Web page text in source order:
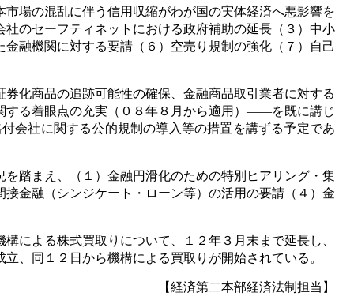
場の混乱に伴う信用収縮がわが国の実体経済へ悪影響を
のセーフティネットにおける政府補助の延長（３）中小
融機関に対する要請（６）空売り規制の強化（７）自己
化商品の追跡可能性の確保、金融商品取引業者に対する
する着眼点の充実（０８年８月から適用）――を既に講じ
会社に関する公的規制の導入等の措置を講ずる予定であ
踏まえ、（１）金融円滑化のための特別ヒアリング・集
金融（シンジケート・ローン等）の活用の要請（４）金
による株式買取りについて、１２年３月末まで延長し、
、同１２日から機構による買取りが開始されている。
【経済第二本部経済法制担当】